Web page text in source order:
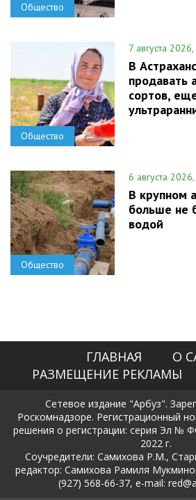
Общество
Общество
7 августа
В
продавать
сортов,
Общество
6 августа
В крупном
больше не
водой
ГЛАВНАЯ
О
РАЗМЕЩЕНИЕ РЕКЛАМЫ
Сетевое издание "Арбуз".
Роскомнадзоре. Регистрационный
решения о регистрации: серия Эл №
2022 г.
Соучредители: Самихова Р.М.,
редактор: Самихова Рамиля
(927) 568-66-37, e-mail: